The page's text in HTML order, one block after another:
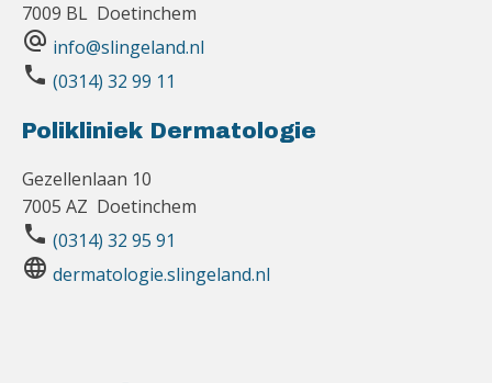
7009 BL Doetinchem
alternate_email info@slingeland.nl
phone (0314) 32 99 11
Polikliniek Dermatologie
Gezellenlaan 10
7005 AZ Doetinchem
phone (0314) 32 95 91
language dermatologie.slingeland.nl